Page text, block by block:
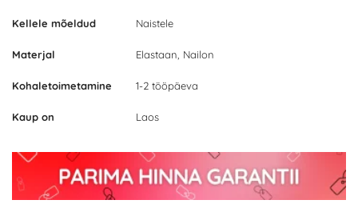
Kellele mõeldud Naistele
Materjal Elastaan, Nailon
Kohaletoimetamine 1-2 tööpäeva
Kaup on Laos